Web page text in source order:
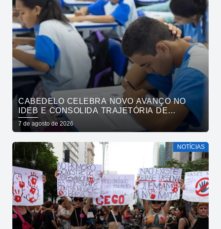
CABEDELO CELEBRA NOVO AVANÇO NO
IDEB E CONSOLIDA TRAJETÓRIA DE
CRESCIMENTO NA EDUCAÇÃO PÚBLICA
7 de agosto de 2026
NOTÍCIAS